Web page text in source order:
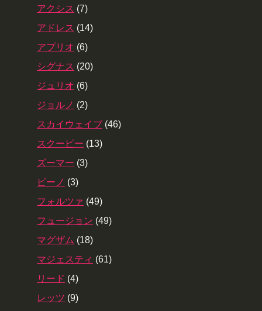
アクシス (7)
アドレス (14)
アプリオ (6)
シグナス (20)
ジュリオ (6)
ジョルノ (2)
スカイウェイブ (46)
スクーピー (13)
ズーマー (3)
ビーノ (3)
フォルツァ (49)
フュージョン (49)
マグザム (18)
マジェスティ (61)
リード (4)
レッツ (9)